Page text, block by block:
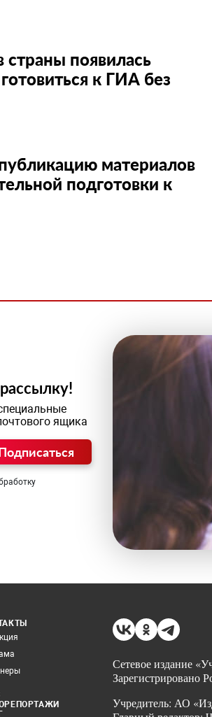
появилась
к ГИА без
материалов
подготовки к
ящика
Сетевое издание
Зарегистрировано
Учредитель: АО